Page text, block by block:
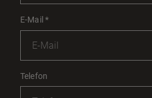
E-Mail*
Telefon